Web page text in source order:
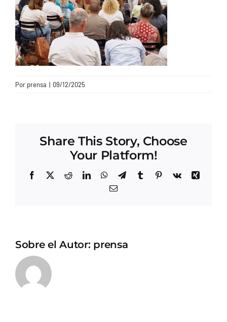
Por prensa | 09/12/2025
Share This Story, Choose
Your Platform!
Facebook
X RedditLinkedInWhatsApp
TelegramTumblrPinterest
Vk
Xing
Correo
Sobre el Autor: prensa